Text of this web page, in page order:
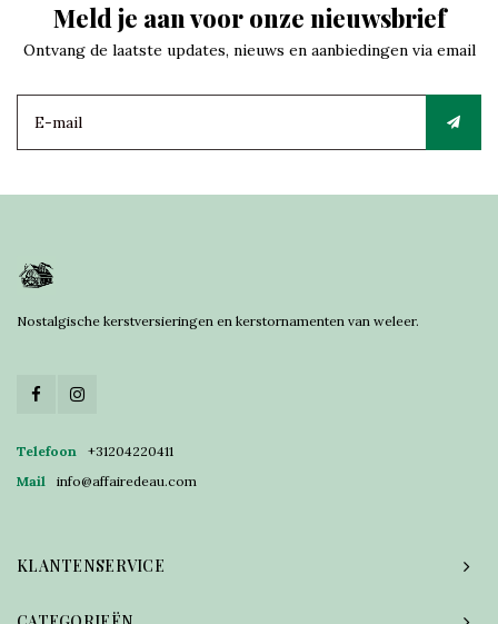
Meld je aan voor onze nieuwsbrief
Ontvang de laatste updates, nieuws en aanbiedingen via email
Nostalgische kerstversieringen en kerstornamenten van weleer.
Telefoon
+31204220411
Mail
info@affairedeau.com
KLANTENSERVICE